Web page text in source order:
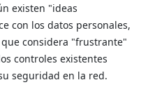
existen "ideas
con los datos personales,
considera "frustrante"
controles existentes
seguridad en la red.